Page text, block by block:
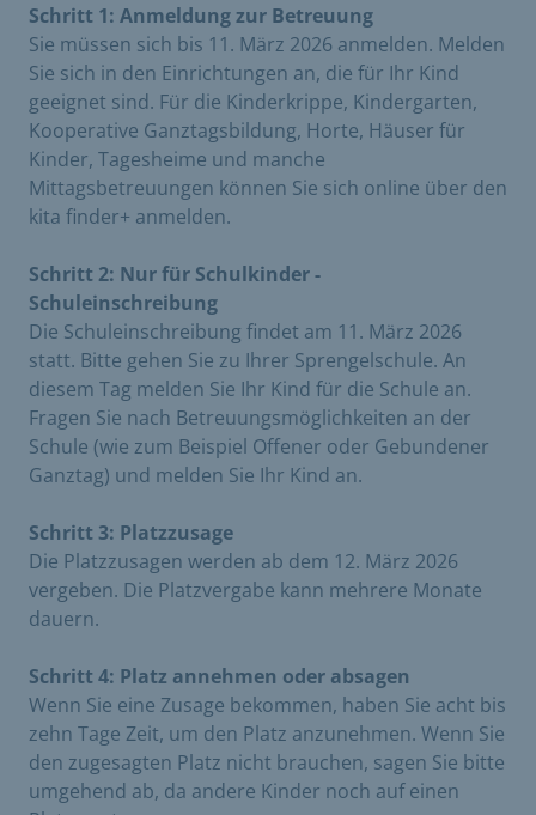
Schritt 1: Anmeldung zur Betreuung
Sie müssen sich bis 11. März 2026 anmelden. Melden
Sie sich in den Einrichtungen an, die für Ihr Kind
geeignet sind. Für die Kinderkrippe, Kindergarten,
Kooperative Ganztagsbildung, Horte, Häuser für
Kinder, Tagesheime und manche
Mittagsbetreuungen können Sie sich online über den
kita finder+ anmelden.
Schritt 2: Nur für Schulkinder -
Schuleinschreibung
Die Schuleinschreibung findet am 11. März 2026
statt. Bitte gehen Sie zu Ihrer Sprengelschule. An
diesem Tag melden Sie Ihr Kind für die Schule an.
Fragen Sie nach Betreuungsmöglichkeiten an der
Schule (wie zum Beispiel Offener oder Gebundener
Ganztag) und melden Sie Ihr Kind an.
Schritt 3: Platzzusage
Die Platzzusagen werden ab dem 12. März 2026
vergeben. Die Platzvergabe kann mehrere Monate
dauern.
Schritt 4: Platz annehmen oder absagen
Wenn Sie eine Zusage bekommen, haben Sie acht bis
zehn Tage Zeit, um den Platz anzunehmen. Wenn Sie
den zugesagten Platz nicht brauchen, sagen Sie bitte
umgehend ab, da andere Kinder noch auf einen